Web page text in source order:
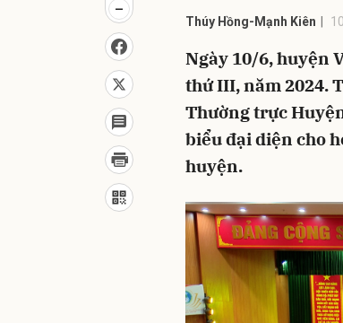
Thúy Hồng-Mạnh Kiên
Ngày 10/6, huyện
thứ III, năm 2024.
Thường trực
biểu đại diện cho
huyện.